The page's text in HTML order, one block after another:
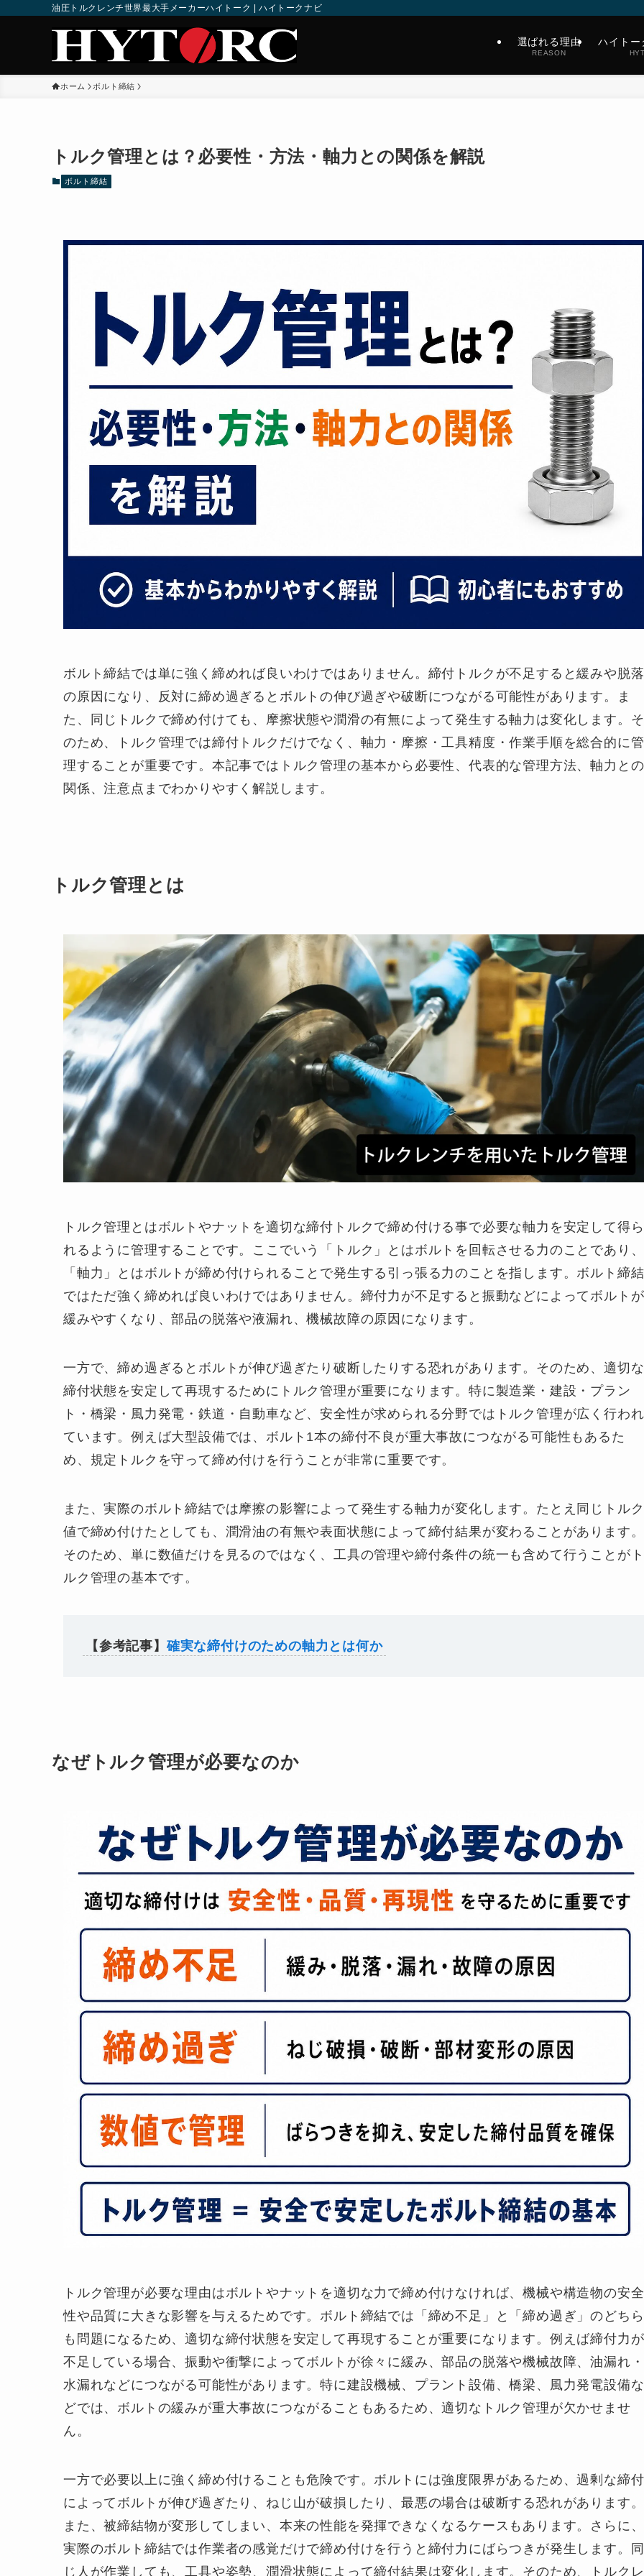
油圧トルクレンチ世界最大手メーカーハイトーク | ハイトークナビ
選ばれる理由
REASON
ハイトー
ホーム ボルト締結
トルク管理とは？必要性・方法・軸力との関係を解説
ボルト締結
ボルト締結では単に強く締めれば良いわけではありません。締付トルクが不足すると緩みや脱落
の原因になり、反対に締め過ぎるとボルトの伸び過ぎや破断につながる可能性があります。ま
た、同じトルクで締め付けても、摩擦状態や潤滑の有無によって発生する軸力は変化します。そ
のため、トルク管理では締付トルクだけでなく、軸力・摩擦・工具精度・作業手順を総合的に管
理することが重要です。本記事ではトルク管理の基本から必要性、代表的な管理方法、軸力との
関係、注意点までわかりやすく解説します。
トルク管理とは
トルク管理とはボルトやナットを適切な締付トルクで締め付ける事で必要な軸力を安定して得ら
れるように管理することです。ここでいう「トルク」とはボルトを回転させる力のことであり、
「軸力」とはボルトが締め付けられることで発生する引っ張る力のことを指します。ボルト締結
ではただ強く締めれば良いわけではありません。締付力が不足すると振動などによってボルトが
緩みやすくなり、部品の脱落や液漏れ、機械故障の原因になります。
一方で、締め過ぎるとボルトが伸び過ぎたり破断したりする恐れがあります。そのため、適切な
締付状態を安定して再現するためにトルク管理が重要になります。特に製造業・建設・プラン
ト・橋梁・風力発電・鉄道・自動車など、安全性が求められる分野ではトルク管理が広く行われ
ています。例えば大型設備では、ボルト1本の締付不良が重大事故につながる可能性もあるた
め、規定トルクを守って締め付けを行うことが非常に重要です。
また、実際のボルト締結では摩擦の影響によって発生する軸力が変化します。たとえ同じトルク
値で締め付けたとしても、潤滑油の有無や表面状態によって締付結果が変わることがあります。
そのため、単に数値だけを見るのではなく、工具の管理や締付条件の統一も含めて行うことがト
ルク管理の基本です。
【参考記事】確実な締付けのための軸力とは何か
なぜトルク管理が必要なのか
トルク管理が必要な理由はボルトやナットを適切な力で締め付けなければ、機械や構造物の安全
性や品質に大きな影響を与えるためです。ボルト締結では「締め不足」と「締め過ぎ」のどちら
も問題になるため、適切な締付状態を安定して再現することが重要になります。例えば締付力が
不足している場合、振動や衝撃によってボルトが徐々に緩み、部品の脱落や機械故障、油漏れ・
水漏れなどにつながる可能性があります。特に建設機械、プラント設備、橋梁、風力発電設備な
どでは、ボルトの緩みが重大事故につながることもあるため、適切なトルク管理が欠かせませ
ん。
一方で必要以上に強く締め付けることも危険です。ボルトには強度限界があるため、過剰な締付
によってボルトが伸び過ぎたり、ねじ山が破損したり、最悪の場合は破断する恐れがあります。
また、被締結物が変形してしまい、本来の性能を発揮できなくなるケースもあります。さらに、
実際のボルト締結では作業者の感覚だけで締め付けを行うと締付力にばらつきが発生します。同
じ人が作業しても、工具や姿勢、潤滑状態によって締付結果は変化します。そのため、トルクレ